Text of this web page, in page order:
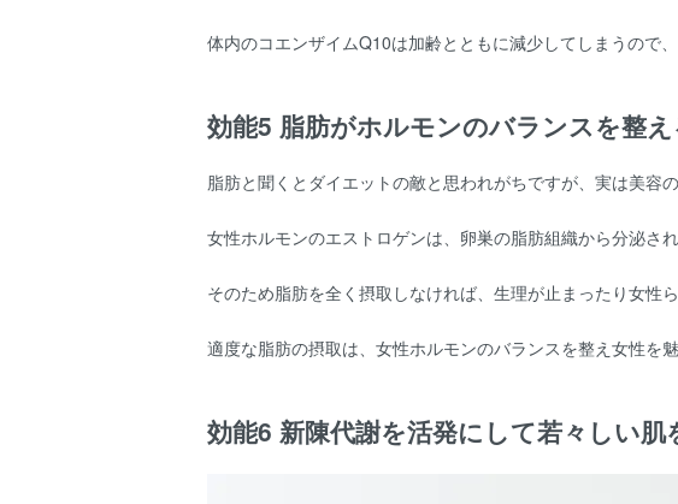
体内のコエンザイムQ10は加齢とともに減少してしまうので
効能5 脂肪がホルモンのバランスを整え
脂肪と聞くとダイエットの敵と思われがちですが、実は美容
女性ホルモンのエストロゲンは、卵巣の脂肪組織から分泌さ
そのため脂肪を全く摂取しなければ、生理が止まったり女性
適度な脂肪の摂取は、女性ホルモンのバランスを整え女性を
効能6 新陳代謝を活発にして若々しい肌